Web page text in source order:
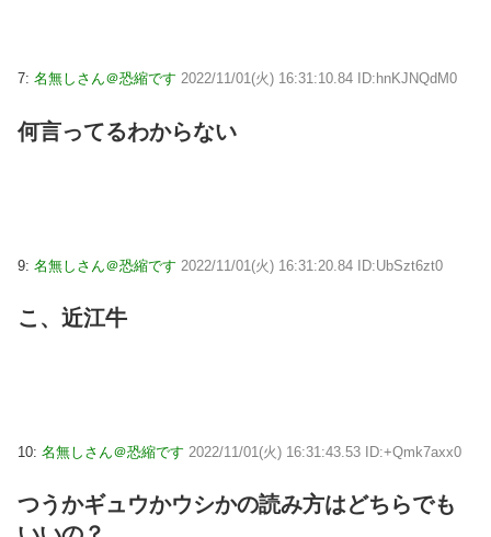
7: 名無しさん＠恐縮です 2022/11/01(火) 16:31:10.84 ID:hnKJNQdM0
何言ってるわからない
9: 名無しさん＠恐縮です 2022/11/01(火) 16:31:20.84 ID:UbSzt6zt0
こ、近江牛
10: 名無しさん＠恐縮です 2022/11/01(火) 16:31:43.53 ID:+Qmk7axx0
つうかギュウかウシかの読み方はどちらでも